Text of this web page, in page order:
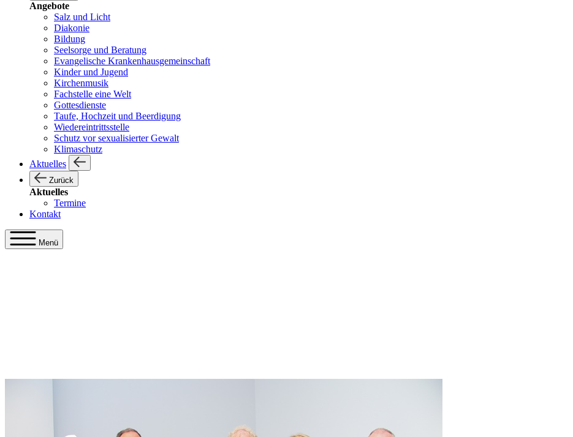
Angebote
Salz und Licht
Diakonie
Bildung
Seelsorge und Beratung
Evangelische Krankenhausgemeinschaft
Kinder und Jugend
Kirchenmusik
Fachstelle eine Welt
Gottesdienste
Taufe, Hochzeit und Beerdigung
Wiedereintrittsstelle
Schutz vor sexualisierter Gewalt
Klimaschutz
Aktuelles
Zurück
Aktuelles
Termine
Kontakt
Menü